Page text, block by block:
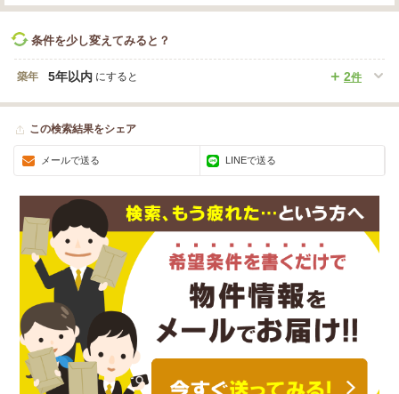
条件を少し変えてみると？
築年 2件
5年以内 にすると
この検索結果をシェア
メールで送る LINEで送る